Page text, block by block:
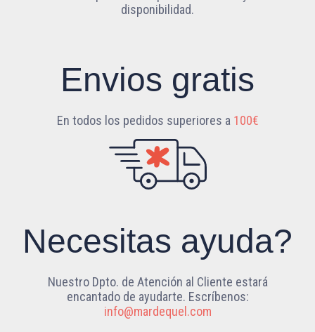
disponibilidad.
Envios gratis
En todos los pedidos superiores a 100€
Necesitas ayuda?
Nuestro Dpto. de Atención al Cliente estará
encantado de ayudarte. Escríbenos:
info@mardequel.com